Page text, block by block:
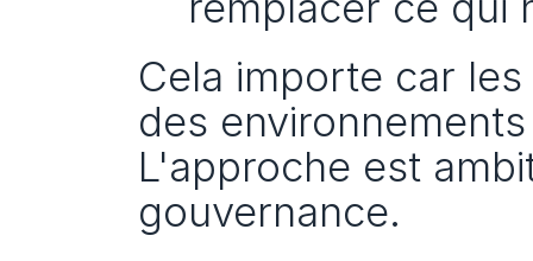
Cela importe car
des
L'approche est
gouvernance.